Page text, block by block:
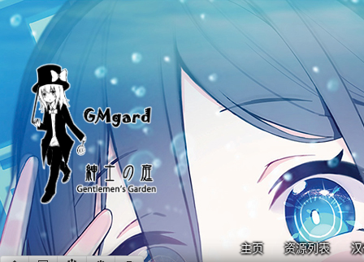
主页 资源列表